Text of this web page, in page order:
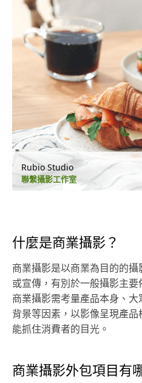
Rubio Studio
聯繫攝影工作室
什麼是商業攝影？
商業攝影是以商業為目的的
或宣傳，有別於一般攝影主要
商業攝影需考量產品本身、
背景等因素，以影像呈現產
能抓住消費者的目光。
商業攝影外包項目有